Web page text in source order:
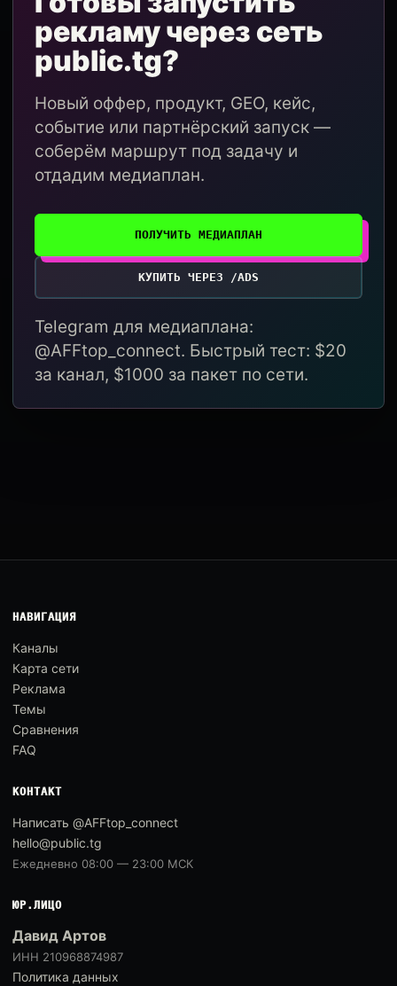
рекламу через сеть
public.tg?
Новый оффер, продукт, GEO, кейс,
событие или партнёрский запуск —
соберём маршрут под задачу и
отдадим медиаплан.
ПОЛУЧИТЬ МЕДИАПЛАН
КУПИТЬ ЧЕРЕЗ /ADS
Telegram для медиаплана:
@AFFtop_connect. Быстрый тест: $20
за канал, $1000 за пакет по сети.
НАВИГАЦИЯ
Каналы
Карта сети
Реклама
Темы
Сравнения
FAQ
КОНТАКТ
Написать @AFFtop_connect
hello@public.tg
Ежедневно 08:00 — 23:00 МСК
ЮР.ЛИЦО
Давид Артов
ИНН 210968874987
Политика данных